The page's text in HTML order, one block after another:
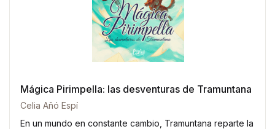
Mágica Pirimpella: las desventuras de Tramuntana
Celia Añó Espí
En un mundo en constante cambio, Tramuntana reparte la